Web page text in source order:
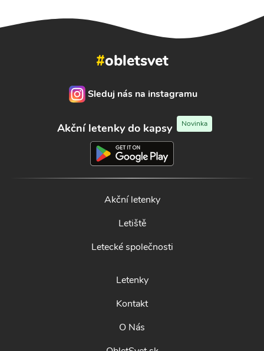
#obletsvet
Sleduj nás na instagramu
Akční letenky do kapsy Novinka
Akční letenky
Letiště
Letecké společnosti
Letenky
Kontakt
O Nás